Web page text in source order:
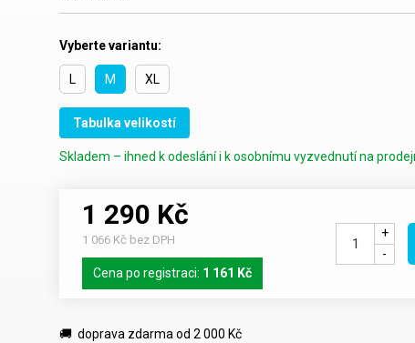
Vyberte variantu:
L M XL
Tabulka velikostí
Skladem – ihned k odeslání i k osobnímu vyzvednutí na
1 290 Kč
1 066 Kč bez DPH
Cena po registraci: 1 161 Kč
+
-
🚚 doprava zdarma od 2 000 Kč